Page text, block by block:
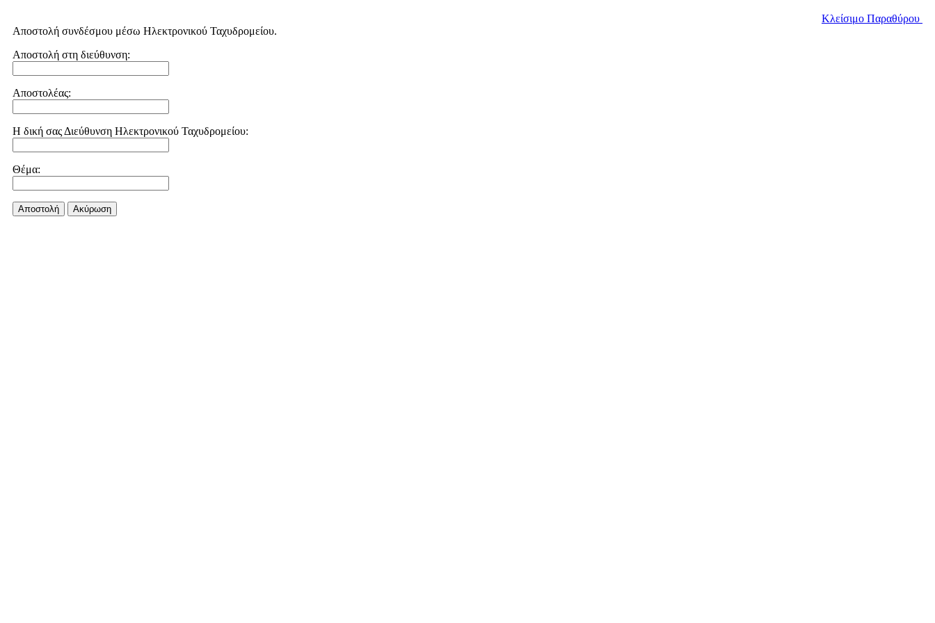
Κλείσιμο Παραθύρου
Αποστολή συνδέσμου μέσω Ηλεκτρονικού Ταχυδρομείου.
Αποστολή στη διεύθυνση:
Αποστολέας:
Η δική σας Διεύθυνση Ηλεκτρονικού Ταχυδρομείου:
Θέμα:
Αποστολή Aκύρωση